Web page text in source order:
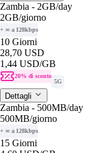
Zambia - 2GB/day
2GB/giorno
+ ∞ a 128kbps
10 Giorni
28,70 USD
1,44 USD/GB
20% di sconto
5G
Dettagli
Zambia - 500MB/day
500MB/giorno
+ ∞ a 128kbps
15 Giorni